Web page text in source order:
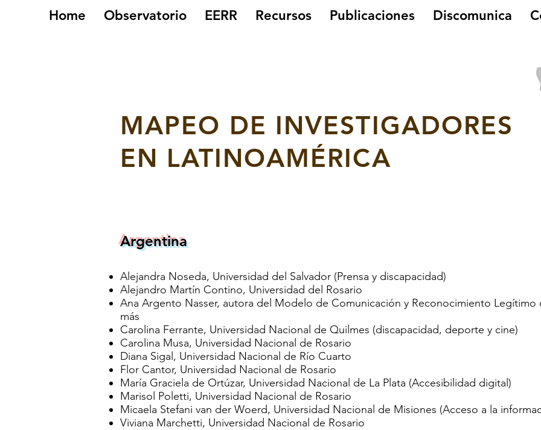
Home Observatorio EERR Recursos Publicaciones Discomunica
Argentina
Alejandra Noseda, Universidad del Salvador (Prensa y discapacidad)
Alejandro Martín Contino, Universidad del Rosario
Ana Argento Nasser, autora del Modelo de Comunicación y Reconocimiento Legítimo
más
Carolina Ferrante, Universidad Nacional de Quilmes (discapacidad, deporte y cine)
Carolina Musa, Universidad Nacional de Rosario
Diana Sigal, Universidad Nacional de Río Cuarto
Flor Cantor, Universidad Nacional de Rosario
María Graciela de Ortúzar, Universidad Nacional de La Plata (Accesibilidad digital)
Marisol Poletti, Universidad Nacional de Rosario
Micaela Stefani van der Woerd, Universidad Nacional de Misiones (Acceso a la
Viviana Marchetti, Universidad Nacional de Rosario
MAPEO DE INVESTIGADORES
EN LATINOAMÉRICA